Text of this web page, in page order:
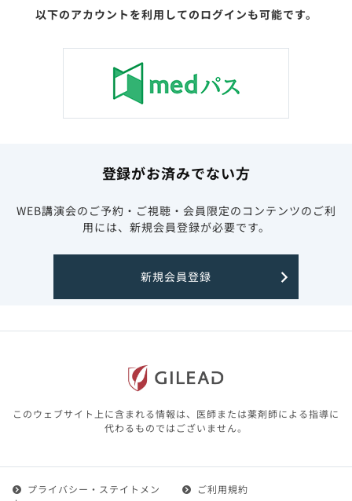
以下のアカウントを利用してのログインも可能です。
登録がお済みでない方
WEB講演会のご予約・ご視聴・会員限定のコンテンツのご利
用には、新規会員登録が必要です。
新規会員登録
このウェブサイト上に含まれる情報は、医師または薬剤師による指導に
代わるものではございません。
プライバシー・ステイトメン
ご利用規約